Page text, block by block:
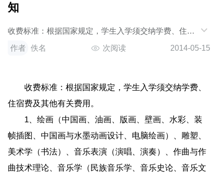
知
收费标准：根据国家规定，学生入学须交纳学费、住宿
费及其他有关费用。1、绘画（中国画、油画、版画、
壁画、水彩、装帧插图、中国画与水墨动画
作者 佚名 次阅读 2014-05-15
收费标准：根据国家规定，学生入学须交纳学费、
住宿费及其他有关费用。
1、绘画（中国画、油画、版画、壁画、水彩、装
帧插图、中国画与水墨动画设计、电脑绘画）、雕塑、
美术学（书法）、音乐表演（演唱、演奏）、作曲与作
曲技术理论、音乐学（民族音乐学、音乐史论、音乐文